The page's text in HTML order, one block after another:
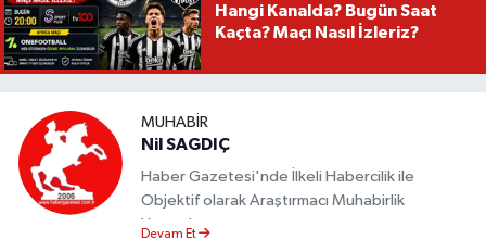
Hangi Kanalda? Bugün Saat
Kaçta? Maçı Nasıl İzleriz?
MUHABIR
Nil SAGDIÇ
Haber Gazetesi'nde İlkeli Habercilik ile
Objektif olarak Araştırmacı Muhabirlik
Yapmaktayım.
Devam Et